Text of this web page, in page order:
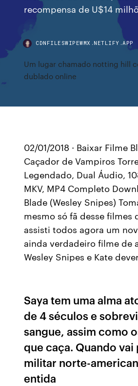
recompensa de U$14
CDNFILESWIPEWMX.NETLIFY.APP
Um lugar chamado notting hill
dublado online
02/01/2018 · Baixar Filme
Caçador de Vampiros
Legendado, Dual Áudio,
MKV, MP4 Completo
Blade (Wesley Snipes)
mesmo só fã desse filmes
assisti todos agora um
ainda verdadeiro filme de
Wesley Snipes e Kate
Saya tem uma alma
de 4 séculos e
sangue, assim como
que caça. Quando vai
militar norte-
entida